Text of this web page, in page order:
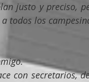
justo y preciso,
todos los
con secretarios,